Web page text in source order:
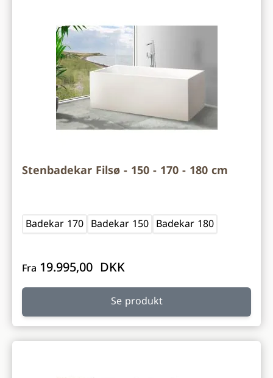
Stenbadekar Filsø - 150 - 170 - 180 cm
Badekar 170 Badekar 150 Badekar 180
Fra 19.995,00 DKK
Se produkt